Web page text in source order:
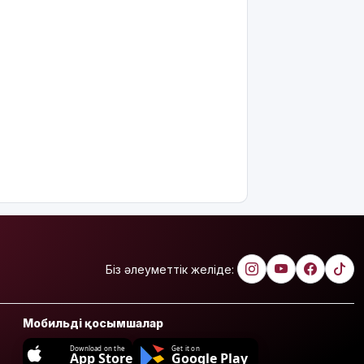
Біз әлеуметтік желіде:
Мобильді қосымшалар
Download on the
App Store
Get it on
Google Play